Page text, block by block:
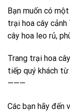
Bạn muốn có
trại hoa cây
cây hoa leo rủ,
Trang trại hoa
tiếp quý khách
———
Các bạn hãy đến